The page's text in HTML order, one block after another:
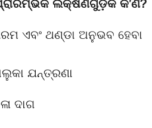
ଲକ୍ଷଣଗୁଡ଼ିକ କ’ଣ?
ଏବଂ ଥଣ୍ଡା ଅନୁଭବ ହେବା
ଯନ୍ତ୍ରଣା
ଦାଗ